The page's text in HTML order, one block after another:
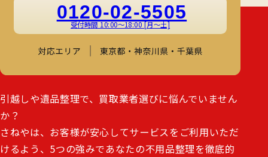
0120-02-5505
受付時間 10:00～18:00 [月～土]
さねやの強みと
お客様 選ばれる理由
引越しや遺品整理で、買取業者選びに悩んでいません
か？
さねやは、お客様が安心してサービスをご利用いただ
けるよう、5つの強みであなたの不用品整理を徹底的